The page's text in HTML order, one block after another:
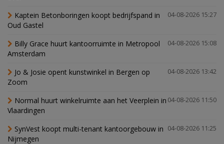
04-08-2026 15:27
Kaptein Betonboringen koopt bedrijfspand in
Oud Gastel
04-08-2026 15:08
Billy Grace huurt kantoorruimte in Metropool
Amsterdam
04-08-2026 13:42
Jo & Josie opent kunstwinkel in Bergen op
Zoom
04-08-2026 11:50
Normal huurt winkelruimte aan het Veerplein in
Vlaardingen
04-08-2026 11:25
SynVest koopt multi-tenant kantoorgebouw in
Nijmegen